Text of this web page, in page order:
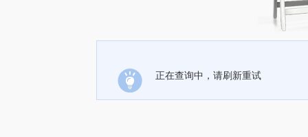
正在查询中，请刷新重试